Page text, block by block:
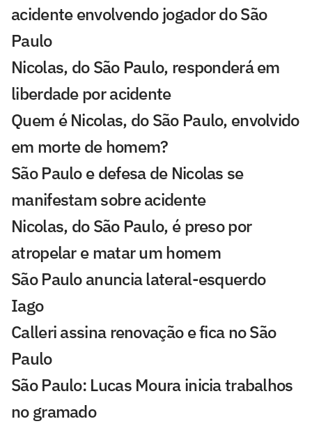
acidente envolvendo jogador do São
Paulo
Nicolas, do São Paulo, responderá em
liberdade por acidente
Quem é Nicolas, do São Paulo, envolvido
em morte de homem?
São Paulo e defesa de Nicolas se
manifestam sobre acidente
Nicolas, do São Paulo, é preso por
atropelar e matar um homem
São Paulo anuncia lateral-esquerdo
Iago
Calleri assina renovação e fica no São
Paulo
São Paulo: Lucas Moura inicia trabalhos
no gramado